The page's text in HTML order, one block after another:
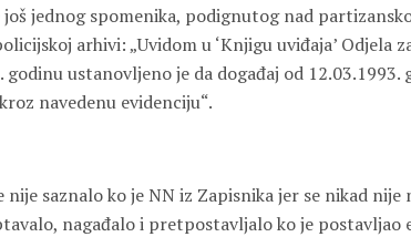
još jednog spomenika, podignutog nad
arhivi: „Uvidom u ‘Knjigu uviđaja’ Odjela
godinu ustanovljeno je da događaj od 12.03.1993.
navedenu evidenciju“.
nije saznalo ko je NN iz Zapisnika jer se nikad
nagađalo i pretpostavljalo ko je postavljao